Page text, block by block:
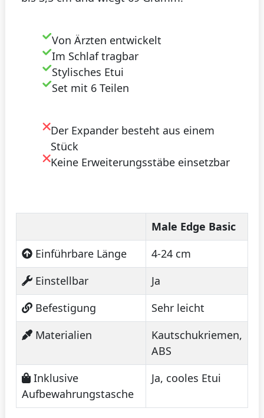
Von Ärzten entwickelt
Im Schlaf tragbar
Stylisches Etui
Set mit 6 Teilen
Der Expander besteht aus einem
Stück
Keine Erweiterungsstäbe einsetzbar
Male Edge Basic
Einführbare Länge
4-24 cm
Einstellbar
Ja
Befestigung
Sehr leicht
Materialien
Kautschukriemen,
ABS
Inklusive
Aufbewahrungstasche
Ja, cooles Etui